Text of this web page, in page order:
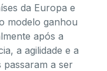
da Europa e
modelo ganhou
após a
a agilidade e a
passaram a ser